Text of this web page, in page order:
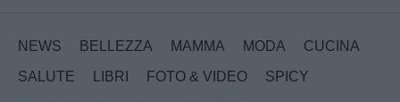
NEWS BELLEZZA MAMMA MODA
CUCINA
SALUTE
LIBRI FOTO & VIDEO SPICY